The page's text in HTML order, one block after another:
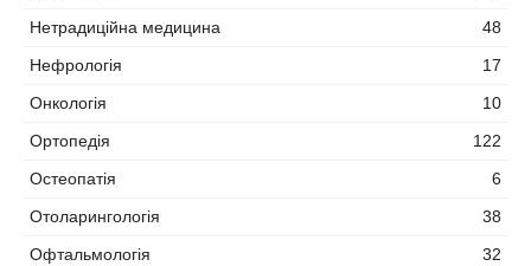
Нетрадиційна медицина
48
Нефрологія
17
Онкологія
10
Ортопедія
122
Остеопатія
6
Отоларингологія
38
Офтальмологія
32